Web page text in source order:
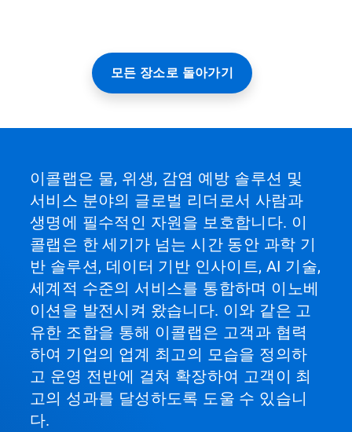
모든 장소로 돌아가기
이콜랩은 물, 위생, 감염 예방 솔루션 및
서비스 분야의 글로벌 리더로서 사람과
생명에 필수적인 자원을 보호합니다. 이
콜랩은 한 세기가 넘는 시간 동안 과학 기
반 솔루션, 데이터 기반 인사이트, AI 기술,
세계적 수준의 서비스를 통합하며 이노베
이션을 발전시켜 왔습니다. 이와 같은 고
유한 조합을 통해 이콜랩은 고객과 협력
하여 기업의 업계 최고의 모습을 정의하
고 운영 전반에 걸쳐 확장하여 고객이 최
고의 성과를 달성하도록 도울 수 있습니
다.